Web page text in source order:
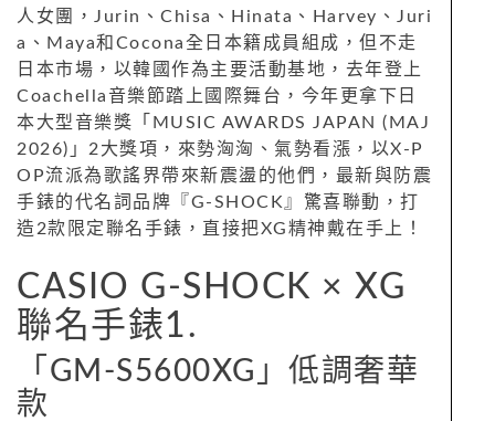
人女團，Jurin、Chisa、Hinata、Harvey、Juri
a、Maya和Cocona全日本籍成員組成，但不走
日本市場，以韓國作為主要活動基地，去年登上
Coachella音樂節踏上國際舞台，今年更拿下日
本大型音樂獎「MUSIC AWARDS JAPAN (MAJ
2026)」2大獎項，來勢洶洶、氣勢看漲，以X-P
OP流派為歌謠界帶來新震盪的他們，最新與防震
手錶的代名詞品牌『G-SHOCK』驚喜聯動，打
造2款限定聯名手錶，直接把XG精神戴在手上！
CASIO G-SHOCK × XG
聯名手錶1.
「GM-S5600XG」低調奢華
款